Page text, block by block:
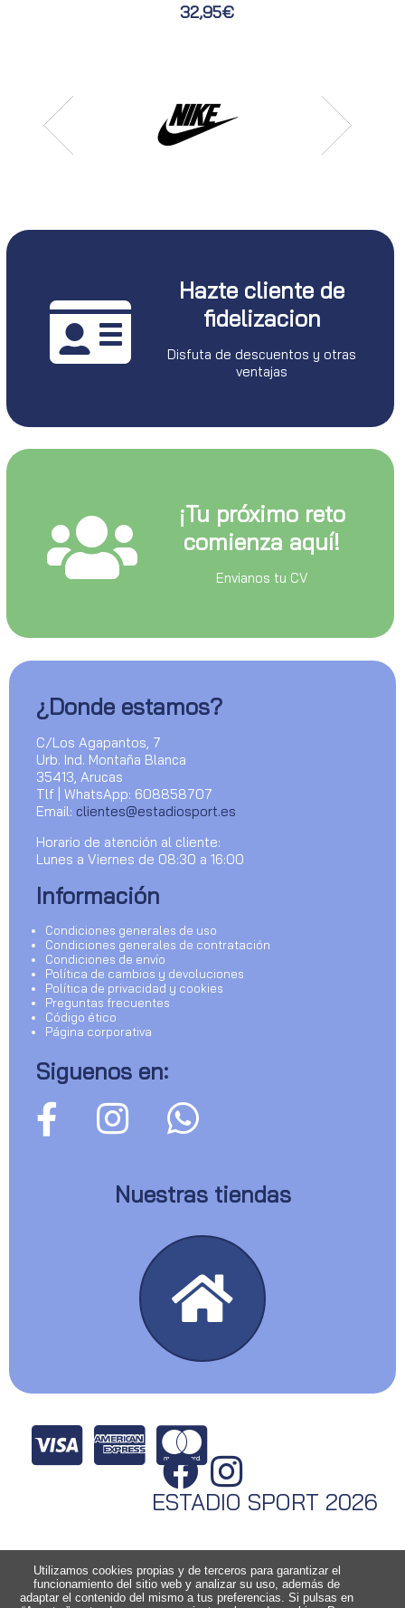
32,95€
Hazte cliente de
fidelizacion
Disfuta de descuentos y otras
ventajas
¡Tu próximo reto
comienza aquí!
Envianos tu CV
¿Donde estamos?
C/Los Agapantos, 7
Urb. Ind. Montaña Blanca
35413, Arucas
Tlf | WhatsApp: 608858707
Email: clientes@estadiosport.es
Horario de atención al cliente:
Lunes a Viernes de 08:30 a 16:00
Información
Condiciones generales de uso
Condiciones generales de contratación
Condiciones de envío
Política de cambios y devoluciones
Política de privacidad y cookies
Preguntas frecuentes
Código ético
Página corporativa
Siguenos en:
Nuestras tiendas
ESTADIO SPORT 2026
Utilizamos cookies propias y de terceros para garantizar el
funcionamiento del sitio web y analizar su uso, además de
adaptar el contenido del mismo a tus preferencias. Si pulsas en